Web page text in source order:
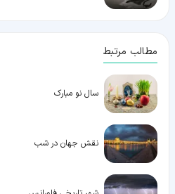
مطالب مرتبط
سال نو مبارک
نقش جهان در شب